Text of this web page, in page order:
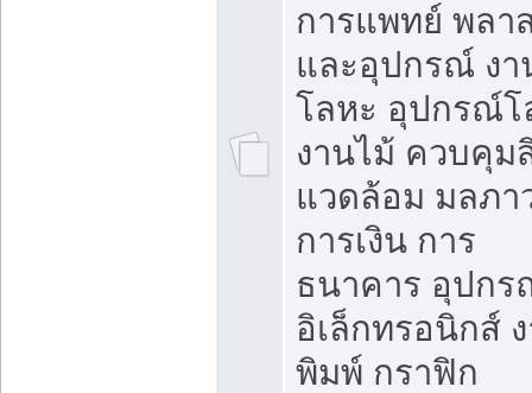
การแพทย์ พลา
และอุปกรณ์ งา
โลหะ อุปกรณ์โ
งานไม้ ควบคุม
แวดล้อม มลภา
การเงิน การ
ธนาคาร อุปก
อิเล็กทรอนิกส์
พิมพ์ กราฟิก